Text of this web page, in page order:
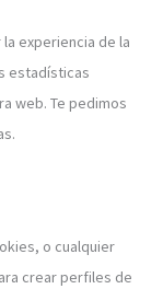
experiencia de la
estadísticas
web. Te pedimos
o cualquier
crear perfiles de